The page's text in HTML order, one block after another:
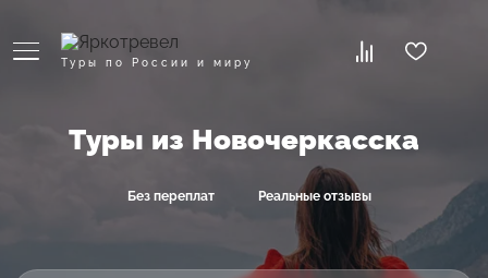
Туры по России и миру
Туры из Новочеркасска
Без переплат Реальные отзывы